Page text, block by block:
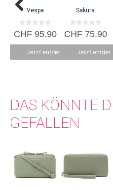
sich selbstständig zu machen. Die
Textildesigns holt sie sich beim
Vespa
0
v
CHF95.90
Jetzt entdecken
Sakura
0
v
CHF75.90
Jetzt
DAS KÖNNTE
GEFALLEN